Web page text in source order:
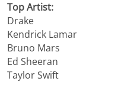
Top Artist:
Drake
Kendrick Lamar
Bruno Mars
Ed Sheeran
Taylor Swift